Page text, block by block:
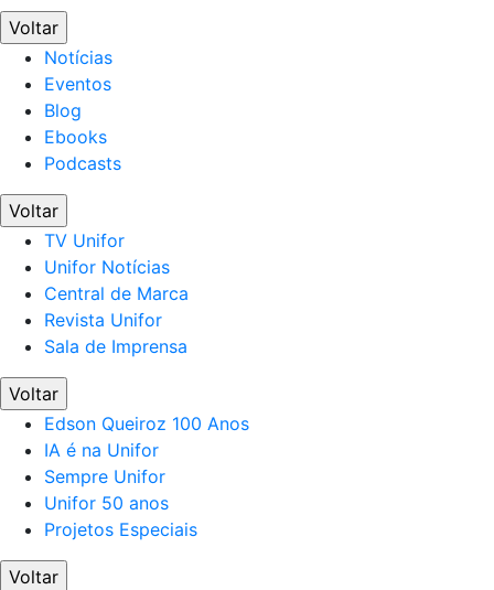
Voltar
Notícias
Eventos
Blog
Ebooks
Podcasts
Voltar
TV Unifor
Unifor Notícias
Central de Marca
Revista Unifor
Sala de Imprensa
Voltar
Edson Queiroz 100 Anos
IA é na Unifor
Sempre Unifor
Unifor 50 anos
Projetos Especiais
Voltar